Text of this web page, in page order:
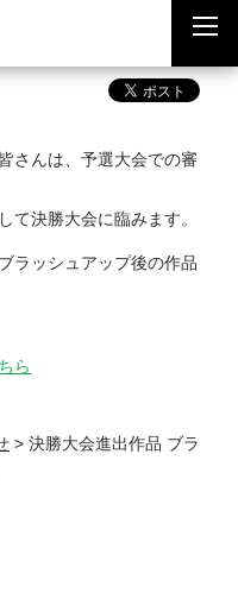
さんは、予選大会での審
て決勝大会に臨みます。
ラッシュアップ後の作品
ら
> 決勝大会進出作品 ブラ